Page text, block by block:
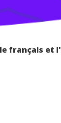
français et